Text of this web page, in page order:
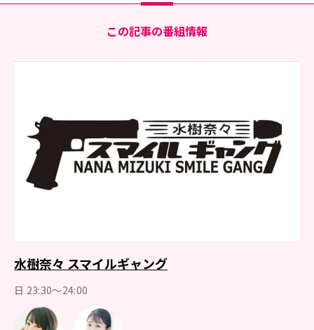
この記事の番組情報
水樹奈々 スマイルギャング
日 23:30～24:00